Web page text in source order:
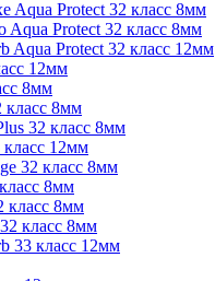
Aqua Protect 32 класс 8мм
Aqua Protect 32 класс 8мм
Aqua Protect 32 класс 12мм
12мм
8мм
класс 8мм
32 класс 8мм
класс 12мм
32 класс 8мм
8мм
класс 8мм
класс 8мм
33 класс 12мм